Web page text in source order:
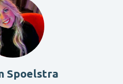
Spoelstra